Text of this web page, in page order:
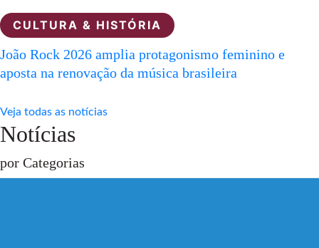
CULTURA & HISTÓRIA
João Rock 2026 amplia protagonismo feminino e
aposta na renovação da música brasileira
Veja todas as notícias
Notícias
por Categorias